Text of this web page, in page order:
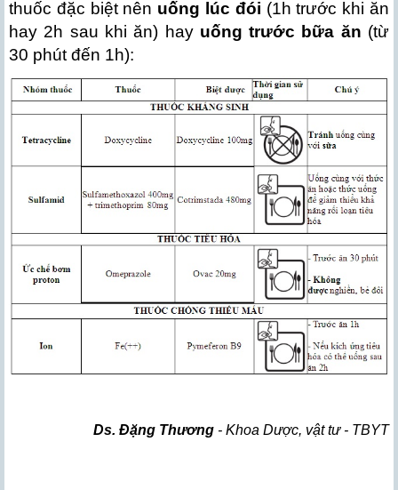
thuốc đặc biệt nên uống lúc đói (1h trước khi ăn
hay 2h sau khi ăn) hay uống trước bữa ăn (từ
30 phút đến 1h):
Ds. Đặng Thương - Khoa Dược, vật tư - TBYT